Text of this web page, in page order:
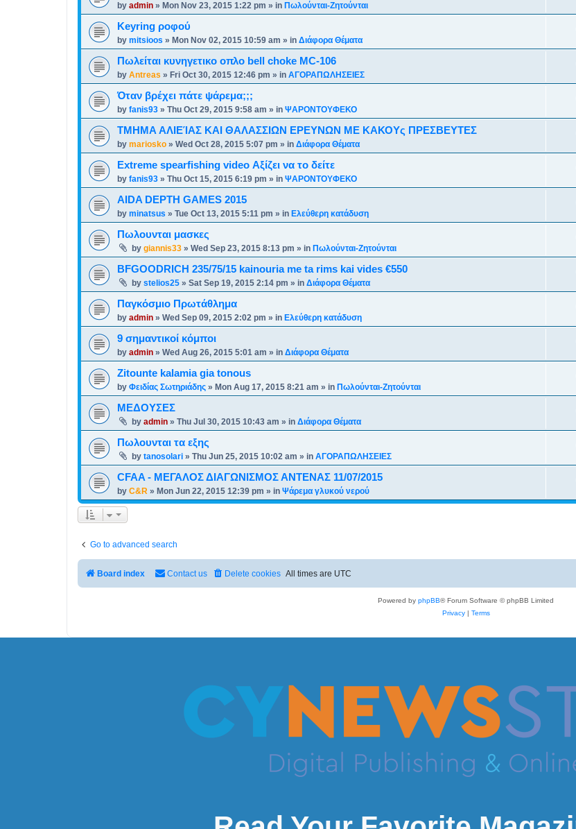
by admin » Mon Nov 23, 2015 1:22 pm » in Πωλούνται-Ζητούνται
Keyring ροφού
by mitsioos » Mon Nov 02, 2015 10:59 am » in Διάφορα Θέματα
Πωλείται κυνηγετικο οπλο bell choke MC-106
by Antreas » Fri Oct 30, 2015 12:46 pm » in ΑΓΟΡΑΠΩΛΗΣΕΙΕΣ
Όταν βρέχει πάτε ψάρεμα;;;
by fanis93 » Thu Oct 29, 2015 9:58 am » in ΨΑΡΟΝΤΟΥΦΕΚΟ
ΤΜΗΜΑ ΑΛΙΕΊΑΣ ΚΑΙ ΘΑΛΑΣΣΙΩΝ ΕΡΕΥΝΩΝ ΜΕ ΚΑΚΟΥς ΠΡΕΣΒΕΥΤΕΣ
by mariosko » Wed Oct 28, 2015 5:07 pm » in Διάφορα Θέματα
Extreme spearfishing video Αξίζει να το δείτε
by fanis93 » Thu Oct 15, 2015 6:19 pm » in ΨΑΡΟΝΤΟΥΦΕΚΟ
AIDA DEPTH GAMES 2015
by minatsus » Tue Oct 13, 2015 5:11 pm » in Ελεύθερη κατάδυση
Πωλουνται μασκες
by giannis33 » Wed Sep 23, 2015 8:13 pm » in Πωλούνται-Ζητούνται
BFGOODRICH 235/75/15 kainouria me ta rims kai vides €550
by stelios25 » Sat Sep 19, 2015 2:14 pm » in Διάφορα Θέματα
Παγκόσμιο Πρωτάθλημα
by admin » Wed Sep 09, 2015 2:02 pm » in Ελεύθερη κατάδυση
9 σημαντικοί κόμποι
by admin » Wed Aug 26, 2015 5:01 am » in Διάφορα Θέματα
Zitounte kalamia gia tonous
by Φειδίας Σωτηριάδης » Mon Aug 17, 2015 8:21 am » in Πωλούνται-Ζητούνται
ΜΕΔΟΥΣΕΣ
by admin » Thu Jul 30, 2015 10:43 am » in Διάφορα Θέματα
Πωλουνται τα εξης
by tanosolari » Thu Jun 25, 2015 10:02 am » in ΑΓΟΡΑΠΩΛΗΣΕΙΕΣ
CFAA - ΜΕΓΑΛΟΣ ΔΙΑΓΩΝΙΣΜΟΣ ΑΝΤΕΝΑΣ 11/07/2015
by C&R » Mon Jun 22, 2015 12:39 pm » in Ψάρεμα γλυκού νερού
Go to advanced search
Board index All times are UTC
Delete cookies
Contact us
Powered by phpBB® Forum Software © phpBB Limited
Privacy| Terms